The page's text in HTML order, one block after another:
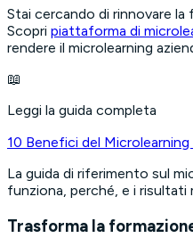
Stai cercando di rinnovare
Scopri piattaforma di
rendere il microlearning
📖
Leggi la guida completa
10 Benefici del
La guida di riferimento sul
funziona, perché, e i risultati
Trasforma la